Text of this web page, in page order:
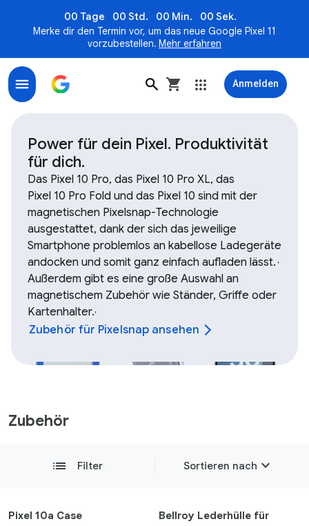
00 Tage 00 Std. 00 Min.
00 Sek.
Merke dir den Termin vor, um das neue Google Pixel 11
vorzubestellen. Mehr erfahren
Anmelden
Power für dein Pixel. Produktivität
für dich.
Das Pixel 10 Pro, das Pixel 10 Pro XL, das
Pixel 10 Pro Fold und das Pixel 10 sind mit der
magnetischen Pixelsnap-Technologie
ausgestattet, dank der sich das jeweilige
Smartphone problemlos an kabellose Ladegeräte
andocken und somit ganz einfach aufladen lässt. ,
Außerdem gibt es eine große Auswahl an
magnetischem Zubehör wie Ständer, Griffe oder
Kartenhalter.,
Zubehör für Pixelsnap ansehen
Zubehör
list Filter Sortieren nach expand_more
Pixel 10a Case
Bellroy Lederhülle für